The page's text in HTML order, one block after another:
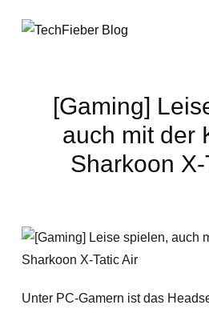
[Gaming]
auch mit der
Sharkoon X-
Unter PC-Gamern ist das